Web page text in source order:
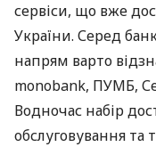
сервіси, що вже
України. Серед
напрям варто
monobank, ПУМБ,
Водночас набір
обслуговування